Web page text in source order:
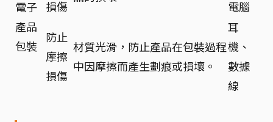
電子
產品
包裝
損傷
電腦
防止
摩擦
損傷
材質光滑，防止產品在包裝過程
中因摩擦而產生劃痕或損壞。
耳
機、
數據
線